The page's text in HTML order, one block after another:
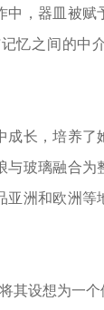
，器皿被赋
忆之间的中
长，培养了
玻璃融合为
洲和欧洲等
其设想为一